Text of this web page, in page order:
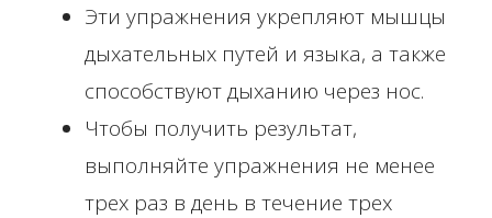
Эти упражнения укрепляют мышцы
дыхательных путей и языка, а также
способствуют дыханию через нос.
Чтобы получить результат,
выполняйте упражнения не менее
трех раз в день в течение трех